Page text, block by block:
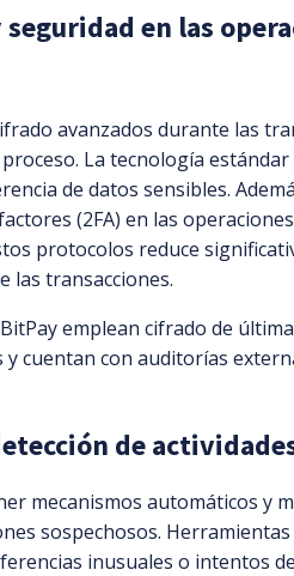
en las
avanzados durante las
La tecnología
de datos sensibles.
(2FA) en las
protocolos reduce
las transacciones.
emplean cifrado de
cuentan con auditorías
de
mecanismos automáticos y
sospechosos.
inusuales o intentos